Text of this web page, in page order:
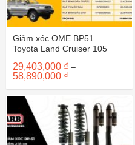
Giảm xóc OME BP51 –
Toyota Land Cruiser 105
29,403,000 ₫ –
58,890,000 ₫
từ
đến
58,890,000 ₫